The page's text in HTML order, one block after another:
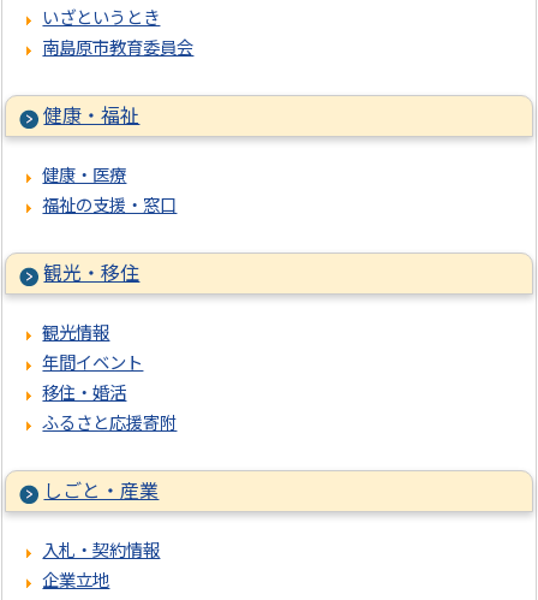
いざというとき
南島原市教育委員会
健康・福祉
健康・医療
福祉の支援・窓口
観光・移住
観光情報
年間イベント
移住・婚活
ふるさと応援寄附
しごと・産業
入札・契約情報
企業立地